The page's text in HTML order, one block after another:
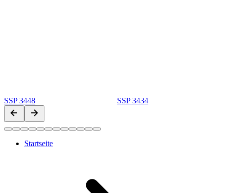
SSP 3448 SSP 3434
Startseite